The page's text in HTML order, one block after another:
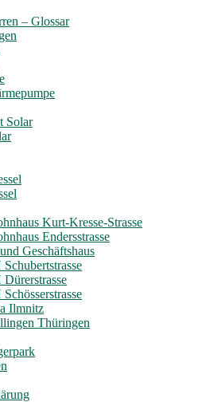
– Glossar
Solar
Kurt-Kresse-Strasse
Endersstrasse
Geschäftshaus
Ilmnitz
Thüringen